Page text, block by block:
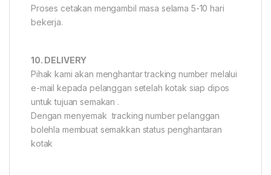
Proses cetakan mengambil masa selama 5-10 hari
bekerja.
10. DELIVERY
Pihak kami akan menghantar tracking number melalui
e-mail kepada pelanggan setelah kotak siap dipos
untuk tujuan semakan .
Dengan menyemak tracking number pelanggan
bolehla membuat semakkan status penghantaran
kotak